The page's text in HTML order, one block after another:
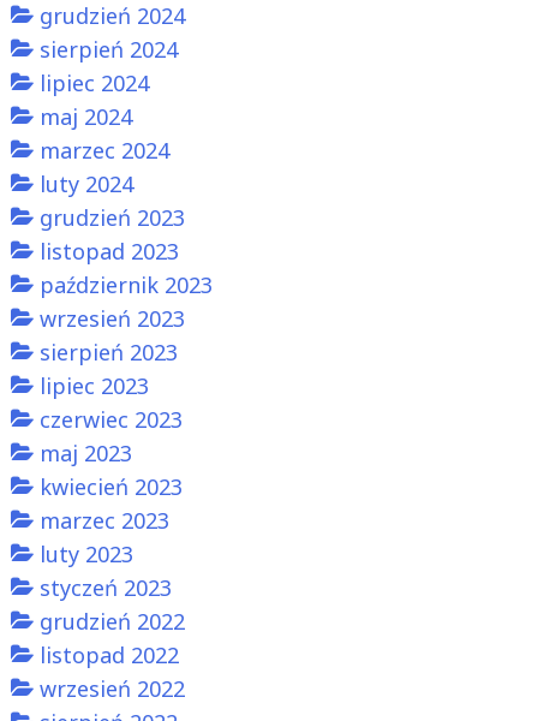
grudzień 2024
sierpień 2024
lipiec 2024
maj 2024
marzec 2024
luty 2024
grudzień 2023
listopad 2023
październik 2023
wrzesień 2023
sierpień 2023
lipiec 2023
czerwiec 2023
maj 2023
kwiecień 2023
marzec 2023
luty 2023
styczeń 2023
grudzień 2022
listopad 2022
wrzesień 2022